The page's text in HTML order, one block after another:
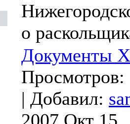
о
Документы
Просмотров:
| Добавил: